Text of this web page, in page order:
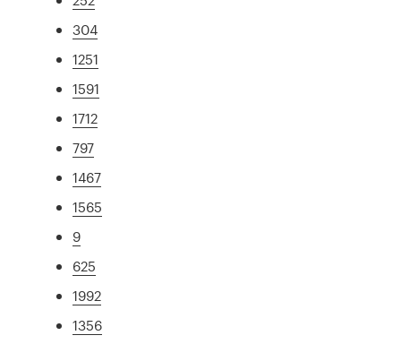
304
1251
1591
1712
797
1467
1565
9
625
1992
1356